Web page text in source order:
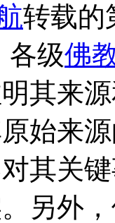
转载的
各级佛
其来
始来
其关
另外